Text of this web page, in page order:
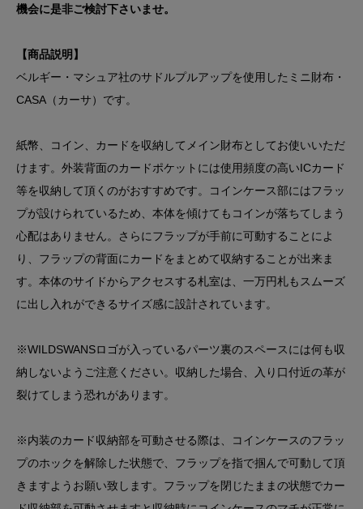
機会に是非ご検討下さいませ。
【商品説明】
ベルギー・マシュア社のサドルプルアップを使用したミニ財布・
CASA（カーサ）です。
紙幣、コイン、カードを収納してメイン財布としてお使いいただ
けます。外装背面のカードポケットには使用頻度の高いICカード
等を収納して頂くのがおすすめです。コインケース部にはフラッ
プが設けられているため、本体を傾けてもコインが落ちてしまう
心配はありません。さらにフラップが手前に可動することによ
り、フラップの背面にカードをまとめて収納することが出来ま
す。本体のサイドからアクセスする札室は、一万円札もスムーズ
に出し入れができるサイズ感に設計されています。
※WILDSWANSロゴが入っているパーツ裏のスペースには何も収
納しないようご注意ください。収納した場合、入り口付近の革が
裂けてしまう恐れがあります。
※内装のカード収納部を可動させる際は、コインケースのフラッ
プのホックを解除した状態で、フラップを指で掴んで可動して頂
きますようお願い致します。フラップを閉じたままの状態でカー